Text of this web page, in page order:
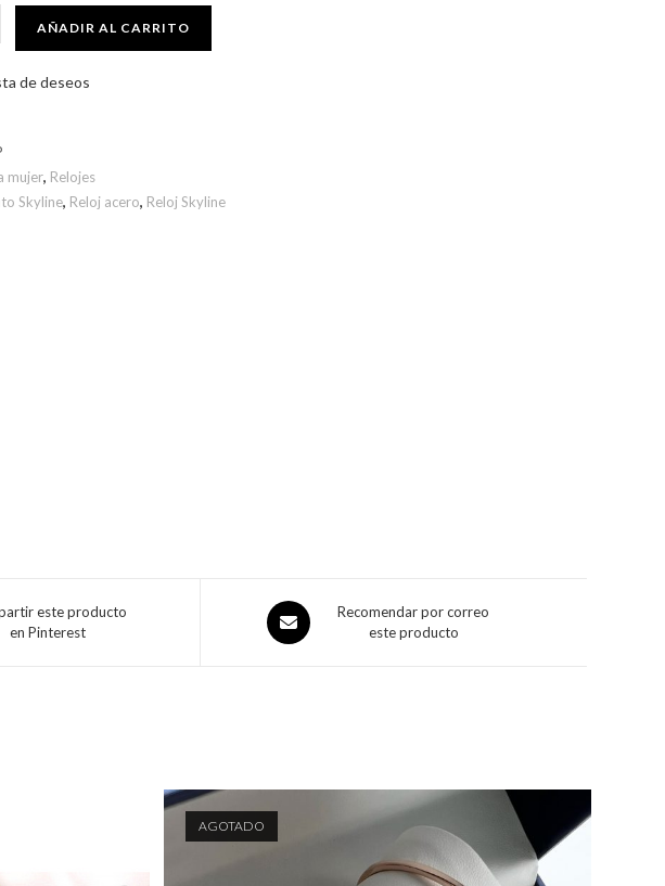
AÑADIR AL CARRITO
de deseos
mujer, Relojes
Skyline, Reloj acero, Reloj Skyline
este producto
en Pinterest
Recomendar por correo
este producto
AGOTADO